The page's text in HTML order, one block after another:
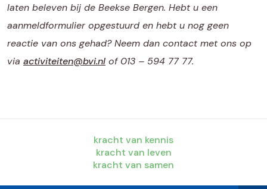
laten beleven bij de Beekse Bergen. Hebt u een
aanmeldformulier opgestuurd en hebt u nog geen
reactie van ons gehad? Neem dan contact met ons op
via activiteiten@bvi.nl of 013 – 594 77 77.
kracht van kennis
kracht van leven
kracht van samen